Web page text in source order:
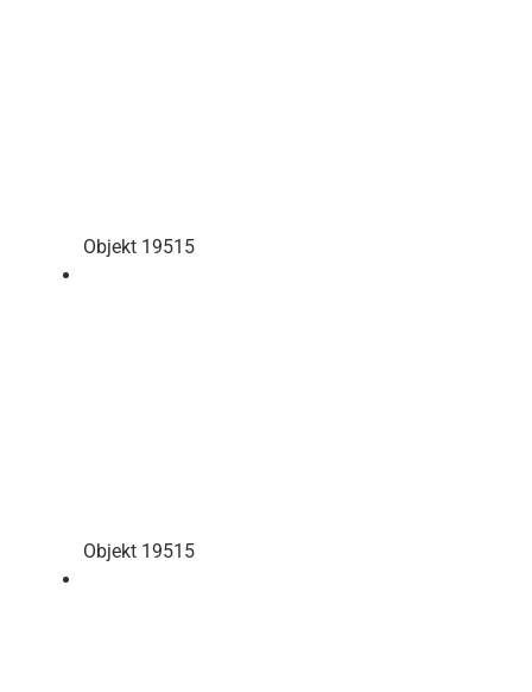
Objekt 19515
Objekt 19515